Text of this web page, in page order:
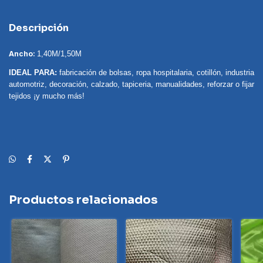
Descripción
Ancho: 1,40M/1,50M
IDEAL PARA: fabricación de bolsas, ropa hospitalaria, cotillón, industria
automotriz, decoración, calzado, tapiceria, manualidades, reforzar o fijar
tejidos ¡y mucho más!
Productos relacionados